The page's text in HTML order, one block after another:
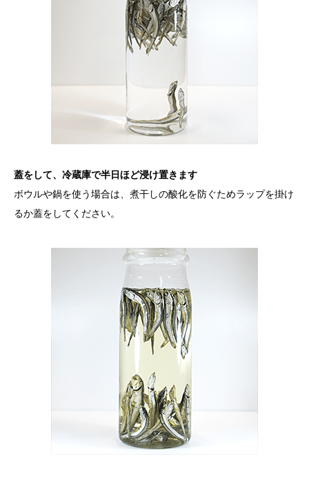
蓋をして、冷蔵庫で半日ほど浸け置きます
ボウルや鍋を使う場合は、煮干しの酸化を防ぐためラップを掛け
るか蓋をしてください。